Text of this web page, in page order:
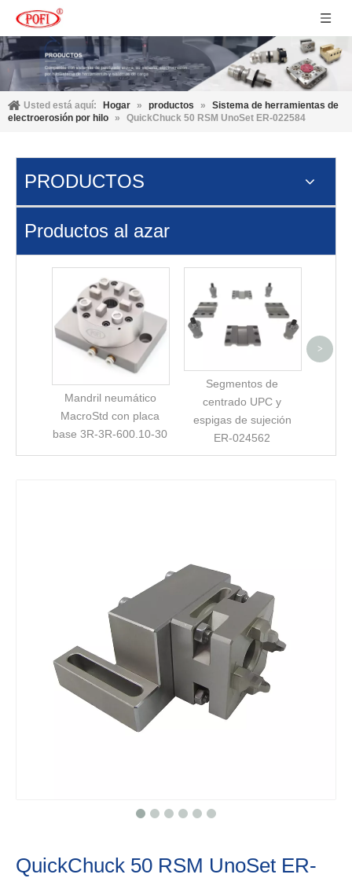
Usted está aquí: Hogar » productos »
Sistema de herramientas de
electroerosión por hilo » QuickChuck 50 RSM UnoSet ER-022584
PRODUCTOS
Productos al azar
Mandril neumático
MacroStd con placa
base 3R-3R-600.10-30
Segmentos de
centrado UPC y
espigas de sujeción
ER-024562
>
QuickChuck 50 RSM UnoSet ER-